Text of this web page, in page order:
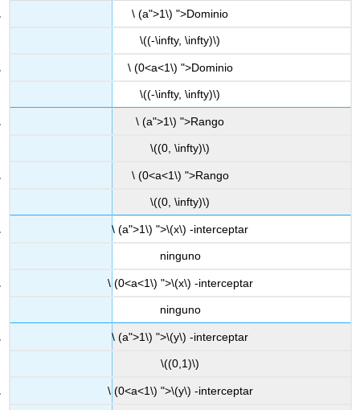
\ (a">1\) ">Dominio
\((-\infty, \infty)\)
\ (0<a<1\) ">Dominio
\((-\infty, \infty)\)
\ (a">1\) ">Rango
\((0, \infty)\)
\ (0<a<1\) ">Rango
\((0, \infty)\)
\ (a">1\) ">\(x\) -interceptar
ninguno
\ (0<a<1\) ">\(x\) -interceptar
ninguno
\ (a">1\) ">\(y\) -interceptar
\((0,1)\)
\ (0<a<1\) ">\(y\) -interceptar